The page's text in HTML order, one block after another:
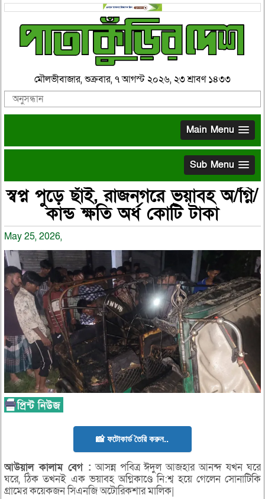
মৌলভীবাজার, শুক্রবার, ৭ আগস্ট ২০২৬, ২৩ শ্রাবণ ১৪৩৩
Main Menu
Sub Menu
স্বপ্ন পুড়ে ছাঁই, রাজনগরে ভয়াবহ অ/গ্নি/
কান্ড ক্ষতি অর্ধ কোটি টাকা
May 25, 2026,
📸 ফটোকার্ড তৈরি করুন..
আউয়ালকালাম বেগ : আসন্ন পবিত্র ঈদুল আজহার আনন্দ যখন ঘরে
ঘরে, ঠিক তখনই এক ভয়াবহ অগ্নিকাণ্ডে নি:শ্ব হয়ে গেলেন সোনাটিকি
গ্রামের কয়েকজন সিএনজি অটোরিকশার মালিক|